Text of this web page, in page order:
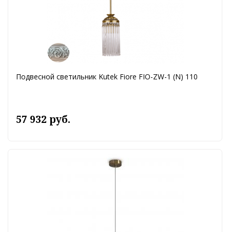
Подвесной светильник Kutek Fiore FIO-ZW-1 (N) 110
57 932 руб.